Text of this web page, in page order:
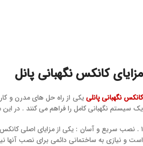
مزایای کانکس نگهبانی پانل
کانکس نگهبانی پانلی یکی از راه‌ حل‌ های مدرن و
یک سیستم نگهبانی کامل را فراهم می‌ کنند . در این
۱ . نصب سریع و آسان : یکی از مزایای اصلی
است و نیازی به ساختمانی دائمی برای نصب آنها